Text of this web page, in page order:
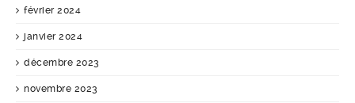
février 2024
janvier 2024
décembre 2023
novembre 2023